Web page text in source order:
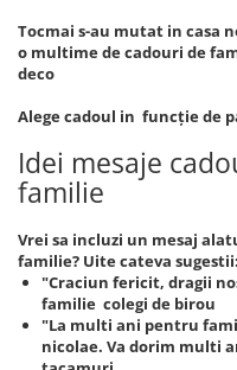
Tocmai s-au mutat in casa
o multime de cadouri de
deco
Alege cadoul in funcție de
Idei mesaje
familie
Vrei sa incluzi un mesaj
familie? Uite cateva sugestii:
"Craciun fericit, dragii
familie colegi de birou
"La multi ani pentru
nicolae. Va dorim multi